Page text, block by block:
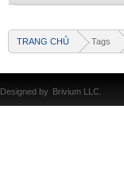
TRANG CHỦ Tags
Designed by Brivium LLC.